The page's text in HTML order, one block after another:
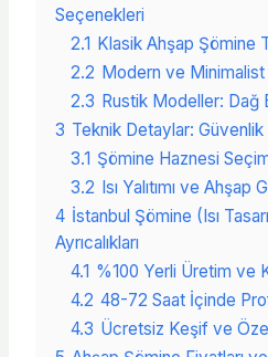
Seçenekleri
2.1 Klasik Ahşap Şömine
2.2 Modern ve
2.3 Rustik Modeller: Dağ
3 Teknik Detaylar:
3.1 Şömine Haznesi
3.2 Isı Yalıtımı ve
4 İstanbul Şömine (Isı
Ayrıcalıkları
4.1 %100 Yerli Üretim ve
4.2 48-72 Saat İçinde
4.3 Ücretsiz Keşif ve